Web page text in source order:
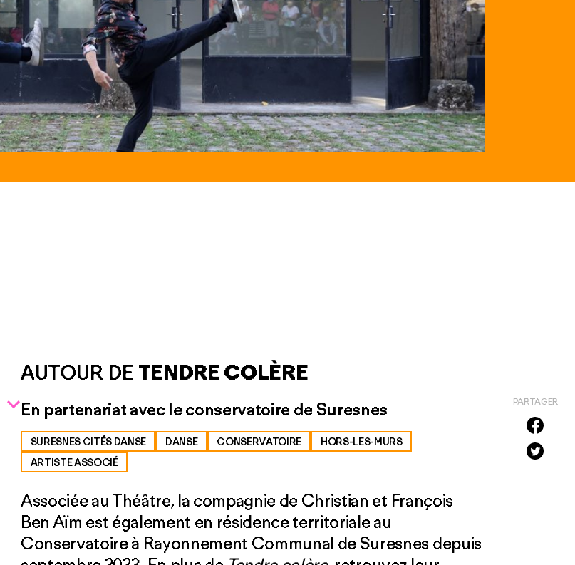
PARTAGER
AUTOUR DE TENDRE COLÈRE
En partenariat avec le conservatoire de Suresnes
SURESNES CITÉS DANSE DANSE CONSERVATOIRE
HORS-LES-MURS
ARTISTE ASSOCIÉ
Associée au Théâtre, la compagnie de Christian et François
Ben Aïm est également en résidence territoriale au
Conservatoire à Rayonnement Communal de Suresnes depuis